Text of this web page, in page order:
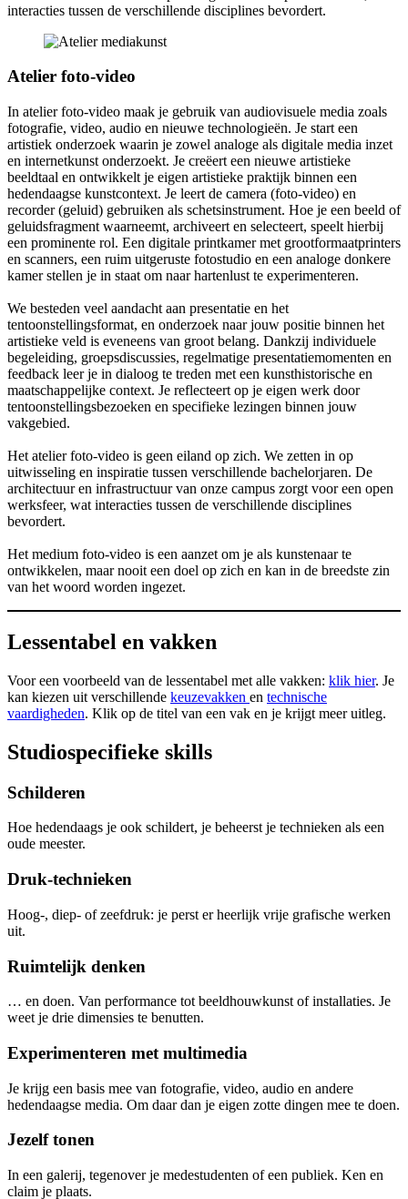
interacties tussen de verschillende disciplines bevordert.
Atelier foto-video
In atelier foto-video maak je gebruik van audiovisuele media zoals
fotografie, video, audio en nieuwe technologieën. Je start een
artistiek onderzoek waarin je zowel analoge als digitale media inzet
en internetkunst onderzoekt. Je creëert een nieuwe artistieke
beeldtaal en ontwikkelt je eigen artistieke praktijk binnen een
hedendaagse kunstcontext. Je leert de camera (foto-video) en
recorder (geluid) gebruiken als schetsinstrument. Hoe je een beeld of
geluidsfragment waarneemt, archiveert en selecteert, speelt hierbij
een prominente rol. Een digitale printkamer met grootformaatprinters
en scanners, een ruim uitgeruste fotostudio en een analoge donkere
kamer stellen je in staat om naar hartenlust te experimenteren.
We besteden veel aandacht aan presentatie en het
tentoonstellingsformat, en onderzoek naar jouw positie binnen het
artistieke veld is eveneens van groot belang. Dankzij individuele
begeleiding, groepsdiscussies, regelmatige presentatiemomenten en
feedback leer je in dialoog te treden met een kunsthistorische en
maatschappelijke context. Je reflecteert op je eigen werk door
tentoonstellingsbezoeken en specifieke lezingen binnen jouw
vakgebied.
Het atelier foto-video is geen eiland op zich. We zetten in op
uitwisseling en inspiratie tussen verschillende bachelorjaren. De
architectuur en infrastructuur van onze campus zorgt voor een open
werksfeer, wat interacties tussen de verschillende disciplines
bevordert.
Het medium foto-video is een aanzet om je als kunstenaar te
ontwikkelen, maar nooit een doel op zich en kan in de breedste zin
van het woord worden ingezet.
Lessentabel en vakken
Voor een voorbeeld van de lessentabel met alle vakken: klik hier. Je
kan kiezen uit verschillende keuzevakken en technische
vaardigheden. Klik op de titel van een vak en je krijgt meer uitleg.
Studiospecifieke skills
Schilderen
Hoe hedendaags je ook schildert, je beheerst je technieken als een
oude meester.
Druk-technieken
Hoog-, diep- of zeefdruk: je perst er heerlijk vrije grafische werken
uit.
Ruimtelijk denken
… en doen. Van performance tot beeldhouwkunst of installaties. Je
weet je drie dimensies te benutten.
Experimenteren met multimedia
Je krijg een basis mee van fotografie, video, audio en andere
hedendaagse media. Om daar dan je eigen zotte dingen mee te doen.
Jezelf tonen
In een galerij, tegenover je medestudenten of een publiek. Ken en
claim je plaats.